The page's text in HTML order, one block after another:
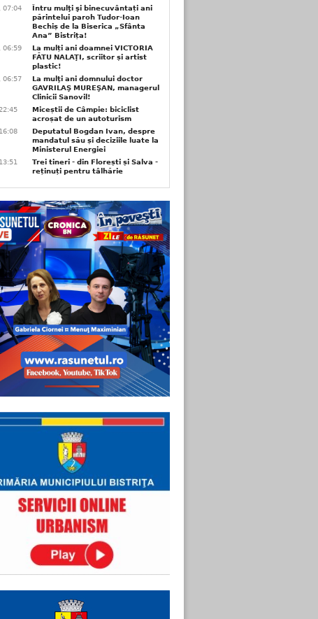
07:04
Întru mulţi şi binecuvântați ani
părintelui paroh Tudor-Ioan
Bechiș de la Biserica „Sfânta
Ana” Bistrița!
06:59
La mulți ani doamnei VICTORIA
FĂTU NALAŢI, scriitor și artist
plastic!
06:57
La mulţi ani domnului doctor
GAVRILAŞ MUREŞAN, managerul
Clinicii Sanovil!
Miceștii de Câmpie: biciclist
acroșat de un autoturism
Deputatul Bogdan Ivan, despre
mandatul său și deciziile luate la
Ministerul Energiei
Trei tineri - din Florești și Salva -
reținuți pentru tâlhărie